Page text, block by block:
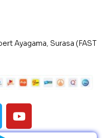
Ayagama, Surasa (FAST